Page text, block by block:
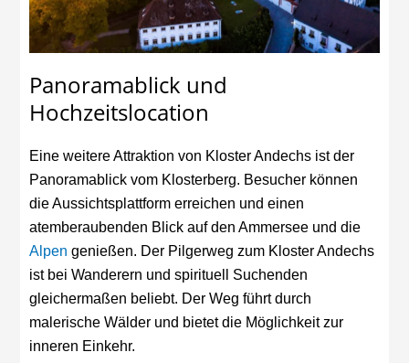
Panoramablick und
Hochzeitslocation
Eine weitere Attraktion von Kloster Andechs ist der
Panoramablick vom Klosterberg. Besucher können
die Aussichtsplattform erreichen und einen
atemberaubenden Blick auf den Ammersee und die
Alpen genießen. Der Pilgerweg zum Kloster Andechs
ist bei Wanderern und spirituell Suchenden
gleichermaßen beliebt. Der Weg führt durch
malerische Wälder und bietet die Möglichkeit zur
inneren Einkehr.